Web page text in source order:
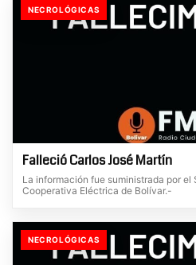
NECROLÓGICAS
Falleció Carlos José Martín
La información fue suministrada por el
Cooperativa Eléctrica de Bolívar.-
NECROLÓGICAS